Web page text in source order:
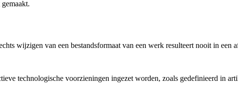
wijzigen van een bestandsformaat van een werk resulteert nooit in een
technologische voorzieningen ingezet worden, zoals gedefinieerd in